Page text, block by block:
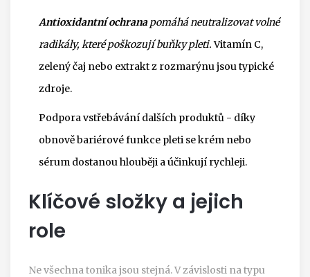
Antioxidantní ochranapomáhá neutralizovat volné
radikály, které poškozují buňky pleti.Vitamín C,
zelený čaj nebo extrakt z rozmarýnu jsou typické
zdroje.
Podpora vstřebávání dalších produktů - díky
obnově bariérové funkce pleti se krém nebo
sérum dostanou hlouběji a účinkují rychleji.
Klíčové složky a jejich
role
Ne všechna tonika jsou stejná. V závislosti na typu